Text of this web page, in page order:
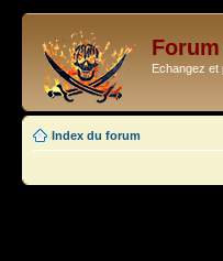
Echangez et
Index du forum